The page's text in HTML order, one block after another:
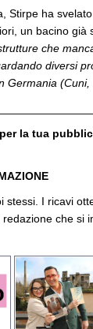
Stirpe ha
un bacino già
che
diversi
Germania
la tua
stessi. I ricavi
che si